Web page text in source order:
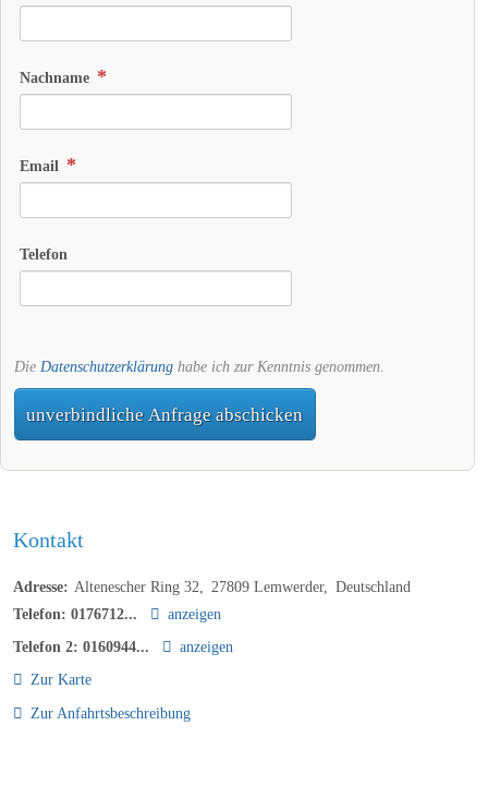
Nachname
Email
Telefon
Die Datenschutzerklärung habe ich zur Kenntnis genommen.
unverbindliche Anfrage abschicken
Kontakt
Adresse: Altenescher Ring 32 27809 Lemwerder
Deutschland
Telefon: 0176712...
anzeigen
Telefon 2: 0160944...
anzeigen
Zur Karte
Zur Anfahrtsbeschreibung